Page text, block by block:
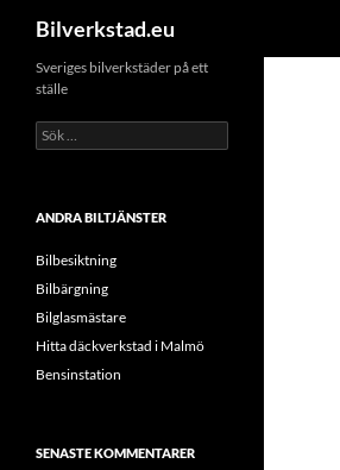
Hoppa
innehåll
Bilverkstad.eu
Sveriges bilverkstäder på ett
ställe
Sök
efter:
ANDRA BILTJÄNSTER
Bilbesiktning
Bilbärgning
Bilglasmästare
Hitta däckverkstad i Malmö
Bensinstation
SENASTE KOMMENTARER